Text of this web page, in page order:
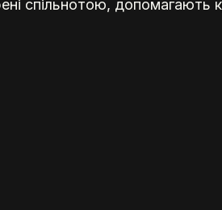
спільнотою, допомагають